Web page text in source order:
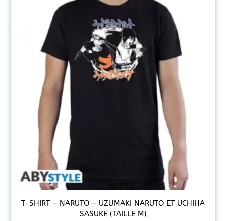
T-SHIRT – NARUTO – UZUMAKI NARUTO ET UCHIHA
SASUKE (TAILLE M)